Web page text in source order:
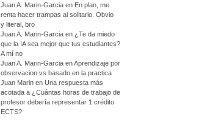
Juan A. Marin-Garcia en En plan, me
renta hacer trampas al solitario. Obvio
y literal, bro
Juan A. Marin-Garcia en ¿Te da miedo
que la IA sea mejor que tus estudiantes?
A mí no
Juan A. Marin-Garcia enAprendizaje por
observacion vs basado en la practica
Juan Marin en Una respuesta más
acotada a ¿Cuántas horas de trabajo de
profesor debería representar 1 crédito
ECTS?